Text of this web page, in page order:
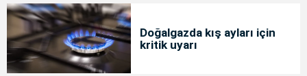
Doğalgazda kış ayları için
kritik uyarı